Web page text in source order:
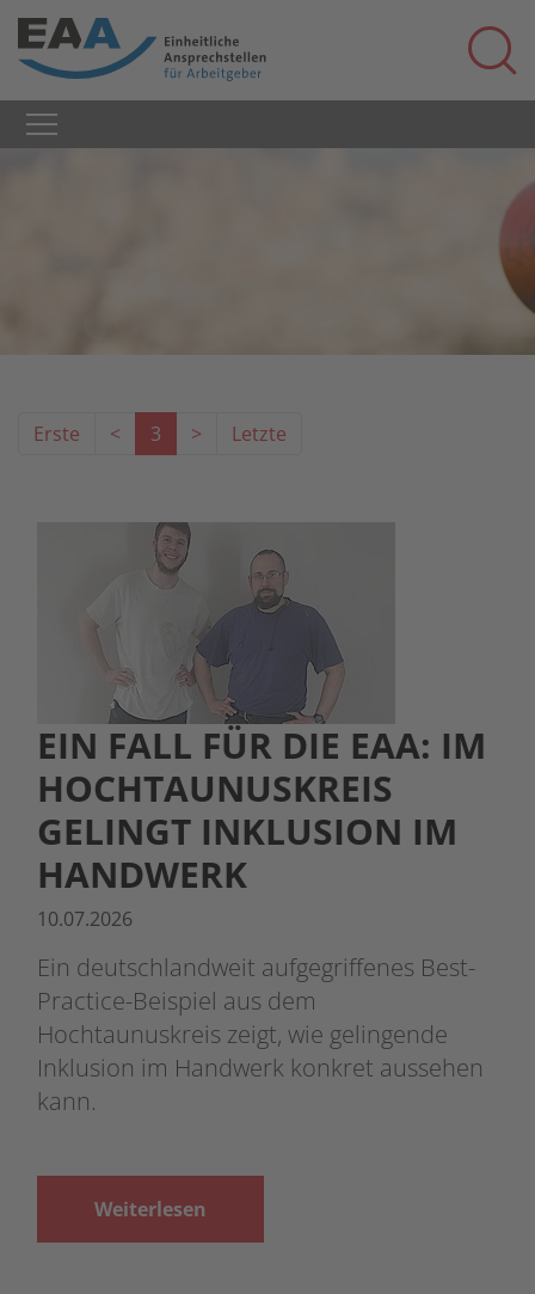
Erste < 3 > Letzte
EIN FALL FÜR DIE EAA: IM
HOCHTAUNUSKREIS
GELINGT INKLUSION IM
HANDWERK
10.07.2026
Ein deutschlandweit aufgegriffenes Best-
Practice-Beispiel aus dem
Hochtaunuskreis zeigt, wie gelingende
Inklusion im Handwerk konkret aussehen
kann.
Weiterlesen